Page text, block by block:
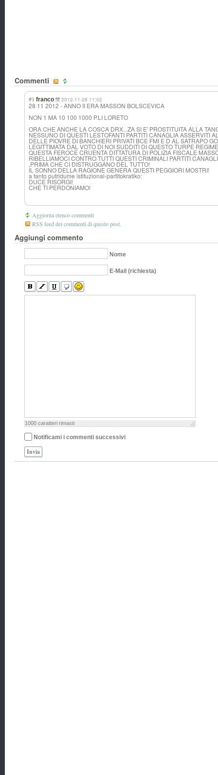
Commenti
#1 franco 2012-11-28 11:02
28 11 2012 - ANNO II ERA MASSON BOLSCEVICA
NON 1 MA 10 100 1000 P.LI LORETO
ORA CHE ANCHE LA COSCA DRX...ZA SI E' PROSTITUITA ALLA
NESSUNO DI QUESTI LESTOFANTI PARTITI CANAGLIA ASSERVITI
DELLE PIOVRE DI BANCHIERI PRIVATI BCE FMI E D AL SATRAPO
LEGITTIMATA DAL VOTO DI NOI SUDDITI DI QUESTO TURPE
QUESTA FEROCE CRUENTA DITTATURA DI POLIZIA FISCALE
RIBELLIAMOCI CONTRO TUTTI QUESTI CRIMINALI PARTITI
,PRIMA CHE CI DISTRUGGANO DEL TUTTO!
IL SONNO DELLA RAGIONE GENERA QUESTI PEGGIORI MOSTRI!
a tanto putridume istituzional-partitokratiko:
DUCE RISORGI!
CHE TI PERDONIAMO!
Aggiorna elenco commenti
RSS feed dei commenti di questo post.
Aggiungi commento
Nome
E-Mail (richiesta)
1000 caratteri rimasti
Notificami i commenti successivi
Invia